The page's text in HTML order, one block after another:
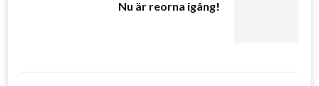
Nu är reorna igång!